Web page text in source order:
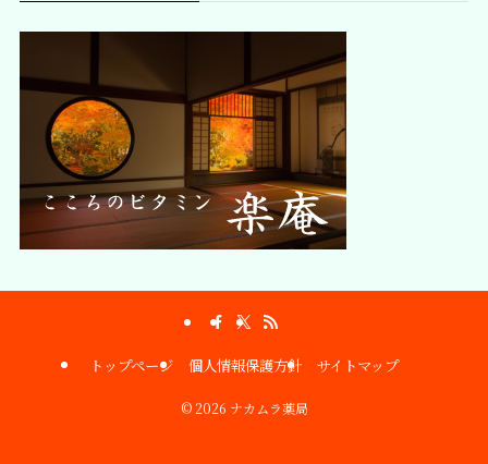
トップページ 個人情報保護方針 サイトマップ
©2026 ナカムラ薬局